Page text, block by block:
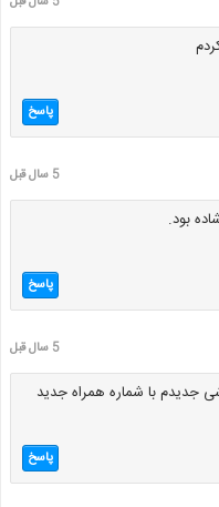
پاسخ
5 سال قبل
بود.
پاسخ
5 سال قبل
جدیدم با شماره همراه جدید
پاسخ